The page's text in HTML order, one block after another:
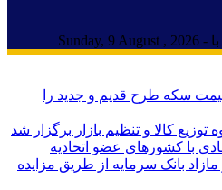
سکه طرح قدیم و جدید را
کالا و تنظیم بازار برگزار شد
با کشورهای عضو اتحادیه
بانک سرمایه از طریق مزایده